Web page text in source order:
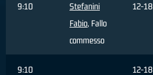
9:10
Stefanini
Fabio, Fallo
commesso
12-18
9:10 12-18